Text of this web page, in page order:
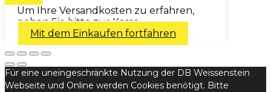
Um Ihre Versandkosten zu erfahren,
gehen Sie bitte zur Kasse.
Mit dem Einkaufen fortfahren
Für eine uneingeschränkte Nutzung der DB Weissenstein
Webseite und Online werden Cookies benötigt. Bitte